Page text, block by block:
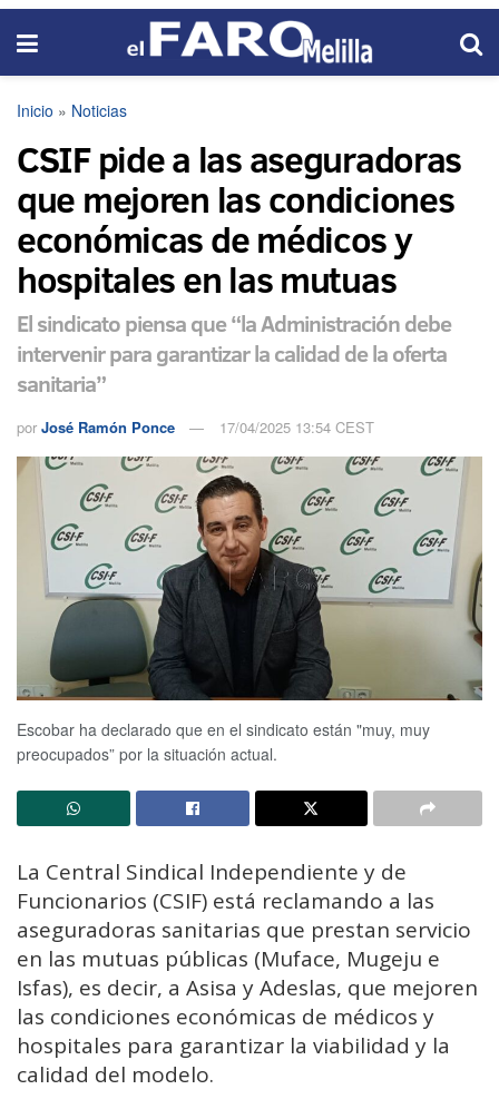
Inicio » Noticias
CSIF pide a las aseguradoras
que mejoren las condiciones
económicas de médicos y
hospitales en las mutuas
El sindicato piensa que “la Administración debe
intervenir para garantizar la calidad de la oferta
sanitaria”
por José Ramón Ponce 17/04/2025 13:54 CEST
Escobar ha declarado que en el sindicato están "muy, muy
preocupados” por la situación actual.
La Central Sindical Independiente y de
Funcionarios (CSIF) está reclamando a las
aseguradoras sanitarias que prestan servicio
en las mutuas públicas (Muface, Mugeju e
Isfas), es decir, a Asisa y Adeslas, que mejoren
las condiciones económicas de médicos y
hospitales para garantizar la viabilidad y la
calidad del modelo.